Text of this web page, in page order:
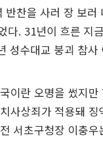
반찬을 사러 장 보
다. 31년이 흐른 지
성수대교 붕괴 참
이란 오명을 썼지
사상죄가 적용돼
서초구청장 이충